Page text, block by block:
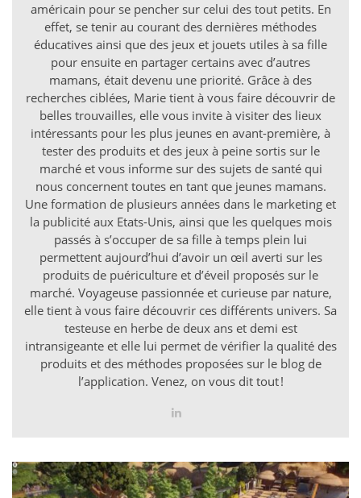
américain pour se pencher sur celui des tout petits. En
effet, se tenir au courant des dernières méthodes
éducatives ainsi que des jeux et jouets utiles à sa fille
pour ensuite en partager certains avec d’autres
mamans, était devenu une priorité. Grâce à des
recherches ciblées, Marie tient à vous faire découvrir de
belles trouvailles, elle vous invite à visiter des lieux
intéressants pour les plus jeunes en avant-première, à
tester des produits et des jeux à peine sortis sur le
marché et vous informe sur des sujets de santé qui
nous concernent toutes en tant que jeunes mamans.
Une formation de plusieurs années dans le marketing et
la publicité aux Etats-Unis, ainsi que les quelques mois
passés à s’occuper de sa fille à temps plein lui
permettent aujourd’hui d’avoir un œil averti sur les
produits de puériculture et d’éveil proposés sur le
marché. Voyageuse passionnée et curieuse par nature,
elle tient à vous faire découvrir ces différents univers. Sa
testeuse en herbe de deux ans et demi est
intransigeante et elle lui permet de vérifier la qualité des
produits et des méthodes proposées sur le blog de
l’application. Venez, on vous dit tout !